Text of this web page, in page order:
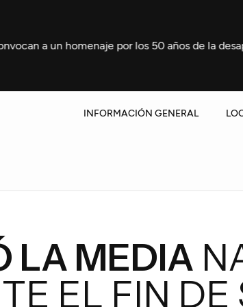
por los 50 años de la desaparición de
INFORMACIÓN GENERAL
LA MEDIA
EL FIN